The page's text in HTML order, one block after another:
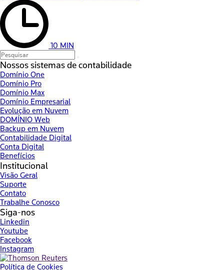
10 MIN
Nossos sistemas de contabilidade
Domínio One
Domínio Pro
Domínio Max
Domínio Empresarial
Evolução em Nuvem
DOMÍNIO Web
Backup em Nuvem
Contabilidade Digital
Conta Digital
Benefícios
Institucional
Visão Geral
Suporte
Contato
Trabalhe Conosco
Siga-nos
Linkedin
Youtube
Facebook
Instagram
Política de Cookies